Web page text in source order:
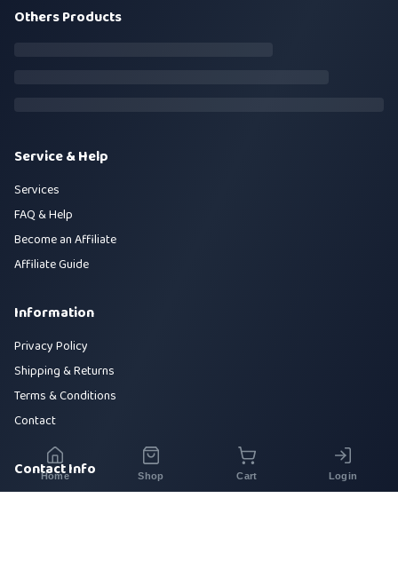
Others Products
Service & Help
Services
FAQ & Help
Become an Affiliate
Affiliate Guide
Information
Privacy Policy
Shipping & Returns
Terms & Conditions
Contact
Contact Info
Home Shop Cart Login